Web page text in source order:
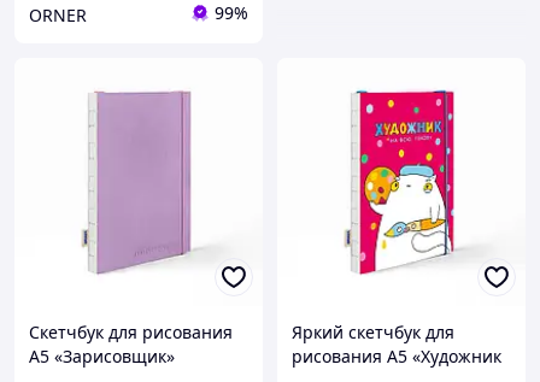
ORNER 99%
Скетчбук для рисования
А5 «Зарисовщик»
Яркий скетчбук для
рисования А5 «Художник